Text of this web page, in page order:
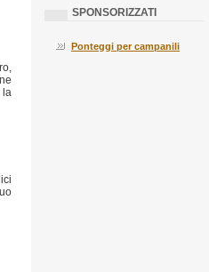
la
SPONSORIZZATI
Ponteggi per campanili